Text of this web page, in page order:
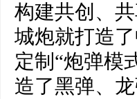
构建共创、
城炮就打造
定制“炮弹模
造了黑弹、